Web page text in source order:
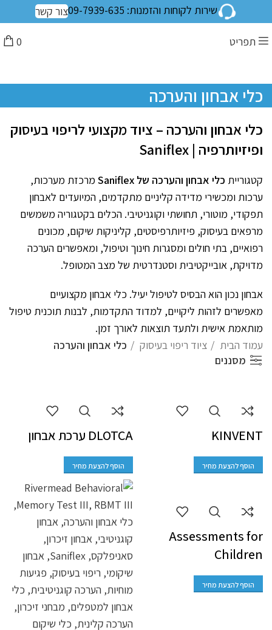
שירות לקוחות והזמנות: 09-7939-635 צור קשר
תפריט 0
כלי אבחון והערכה
כלי אבחון והערכה – ציוד מקצועי לריפוי בעיסוק
ופיזיותרפיה | Saniflex
קטגוריית כלי אבחון והערכה של Saniflex
מרכזת מערכות,
ערכות ומכשירי מדידה קליניים מתקדמים, המיועדים לאבחון
תפקודי, מוטורי, תחושתי וקוגניטיבי. הכלים בקטגוריה משמשים
מרפאים בעיסוק, פיזיותרפיסטים, קליניקות שיקום, מכונים
רפואיים, בתי חולים ומסגרות חינוך וטיפול, ומאפשרים הערכה
מדויקת, אובייקטיבית וסטנדרטית של מצב המטופל.
אבחון נכון הוא הבסיס לטיפול יעיל. כלי אבחון מקצועיים
מאפשרים לזהות ליקויים, למדוד התקדמות, לבנות תוכנית טיפול
מותאמת אישית ולתעד תוצאות לאורך זמן.
עמוד הבית
ציוד ריפוי בעיסוק
כלי אבחון והערכה
מסננים
KINVENT
הוסף להצעת מחיר
DLOTCA ערכת אבחון
הוסף להצעת מחיר
Assessments for
Children
הוסף להצעת מחיר